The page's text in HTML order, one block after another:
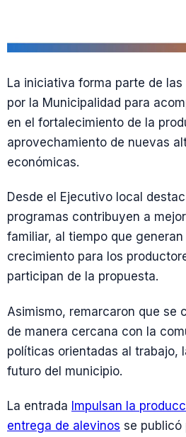
La iniciativa forma parte de
por la Municipalidad para
en el fortalecimiento de la
aprovechamiento de nuevas
económicas.
Desde el Ejecutivo local
programas contribuyen a
familiar, al tiempo que
crecimiento para los
participan de la propuesta.
Asimismo, remarcaron que se
de manera cercana con la
políticas orientadas al trabajo,
futuro del municipio.
La entrada Impulsan la
entrega de alevinos se publicó